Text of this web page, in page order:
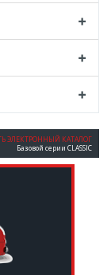
ЭЛЕКТРОННЫЙ КАТАЛОГ
Базовой серии CLASSIC